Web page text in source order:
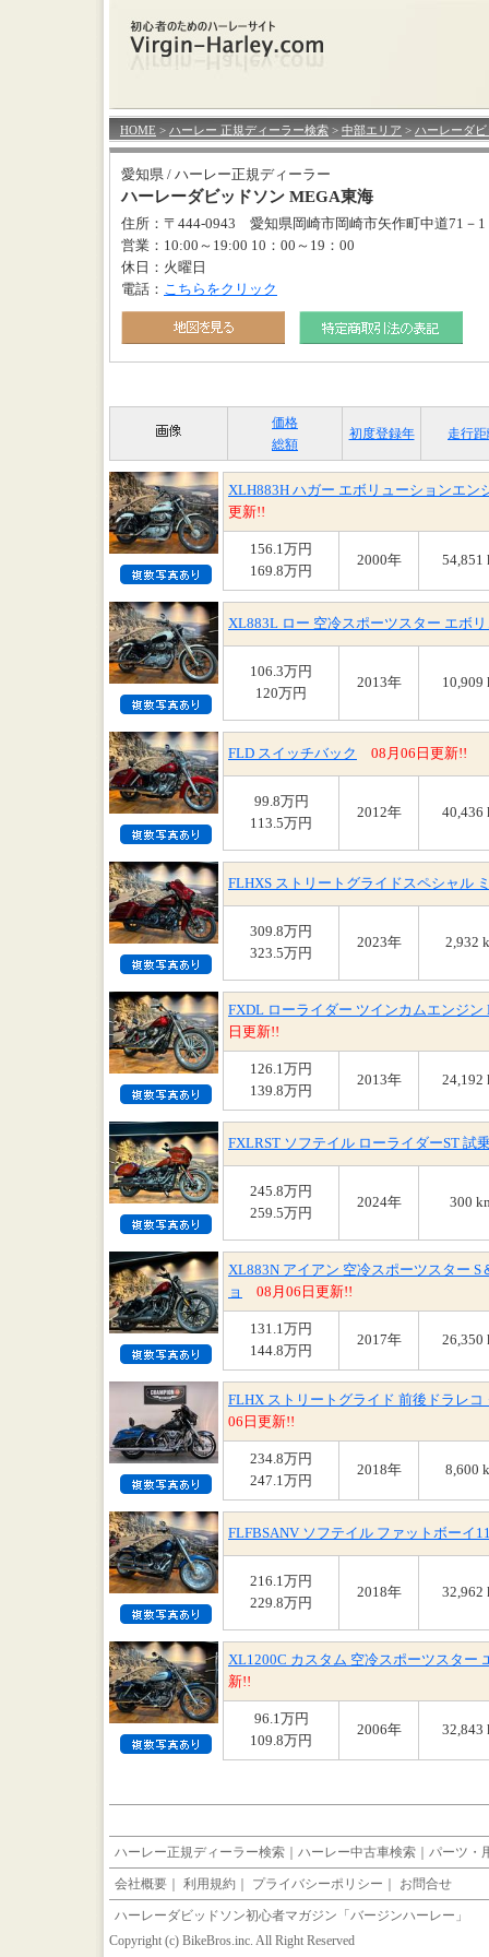
HOME > ハーレー 正規ディーラー検索 > 中部エリア > ハーレーダ
愛知県 / ハーレー正規ディーラー
ハーレーダビッドソン MEGA東海
住所：〒444-0943 愛知県岡崎市岡崎市矢作町中道71－1
営業：10:00～19:00 10：00～19：00
休日：火曜日
電話： こちらをクリック
価格
総額
初度登録年 走行
XLH883H ハガー エボリューションエ
更新!!
156.1万円
169.8万円
2000年 54,851
XL883L ロー 空冷スポーツスター エボ
106.3万円
120万円
2013年 10,909
FLD スイッチバック 08月06日更新!!
99.8万円
113.5万円
2012年 40,436
FLHXS ストリートグライドスペシャル
309.8万円
323.5万円
2023年 2,932
FXDL ローライダー ツインカムエンジ
日更新!!
126.1万円
139.8万円
2013年 24,192
FXLRST ソフテイル ローライダーST 試
245.8万円
259.5万円
2024年 300
XL883N アイアン 空冷スポーツスター
ョ
08月06日更新!!
131.1万円
144.8万円
2017年 26,350
FLHX ストリートグライド 前後ドラレ
06日更新!!
234.8万円
247.1万円
2018年 8,600
FLFBSANV ソフテイル ファットボーイ
216.1万円
229.8万円
2018年 32,962
XL1200C カスタム 空冷スポーツスター
新!!
96.1万円
109.8万円
2006年 32,843
ハーレー正規ディーラー検索 ハーレー中古車検索 パーツ・
会社概要 利用規約 プライバシーポリシー お問合せ
ハーレーダビッドソン初心者マガジン「バージンハーレー」
Copyright (c) BikeBros.inc. All Right Reserved